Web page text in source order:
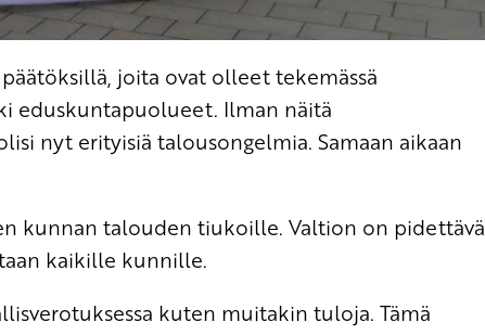
joita ovat olleet tekemässä
eduskuntapuolueet. Ilman näitä
nyt erityisiä talousongelmia. Samaan aikaan
kunnan talouden tiukoille. Valtion on pidettävä
kaikille kunnille.
kuten muitakin tuloja. Tämä